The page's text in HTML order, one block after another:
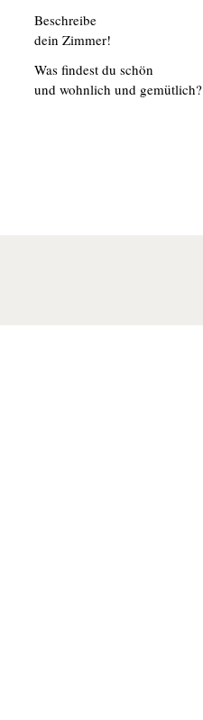
Beschreibe
dein Zimmer!
Was findest du schön
und wohnlich und gemütlich?